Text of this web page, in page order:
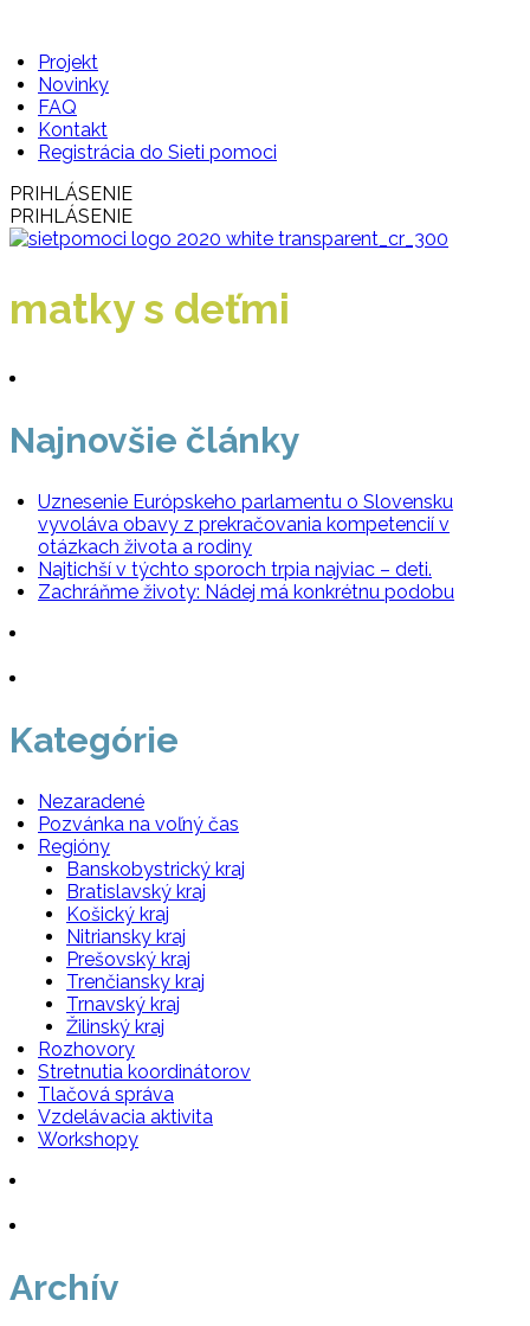
Projekt
Novinky
FAQ
Kontakt
Registrácia do Sieti pomoci
PRIHLÁSENIE
PRIHLÁSENIE
matky s deťmi
Najnovšie články
Uznesenie Európskeho parlamentu o Slovensku
vyvoláva obavy z prekračovania kompetencií v
otázkach života a rodiny
Najtichší v týchto sporoch trpia najviac – deti.
Zachráňme životy: Nádej má konkrétnu podobu
Kategórie
Nezaradené
Pozvánka na voľný čas
Regióny
Banskobystrický kraj
Bratislavský kraj
Košický kraj
Nitriansky kraj
Prešovský kraj
Trenčiansky kraj
Trnavský kraj
Žilinský kraj
Rozhovory
Stretnutia koordinátorov
Tlačová správa
Vzdelávacia aktivita
Workshopy
Archív